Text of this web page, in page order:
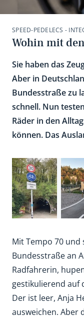
SPEED-PEDELECS -
Wohin mit
Sie haben das
Aber in
Bundesstraße zu
schnell. Nun
Räder in den
können. Das
Mit Tempo 70
Bundesstraße an
Radfahrerin,
gestikulierend auf
Der ist leer, Anja
ausweichen. Aber